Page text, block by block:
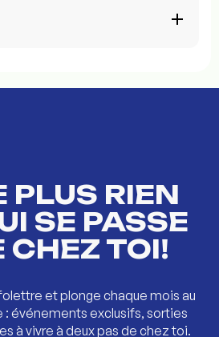
PLUS RIEN
SE PASSE
CHEZ TOI!
et plonge chaque mois au
: événements exclusifs, sorties
à vivre à deux pas de chez toi.